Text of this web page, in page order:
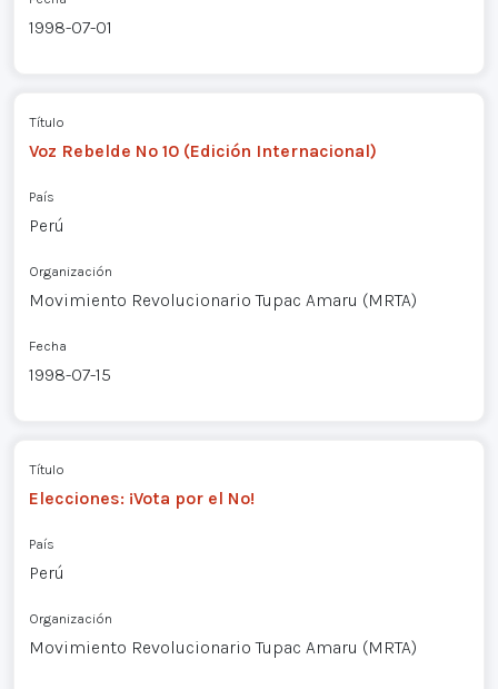
1998-07-01
Título
Voz Rebelde Nº 10 (Edición Internacional)
País
Perú
Organización
Movimiento Revolucionario Tupac Amaru (MRTA)
Fecha
1998-07-15
Título
Elecciones: ¡Vota por el No!
País
Perú
Organización
Movimiento Revolucionario Tupac Amaru (MRTA)